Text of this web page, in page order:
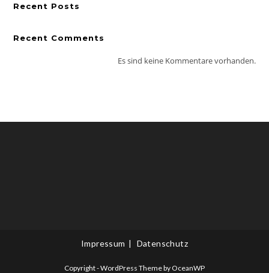
Recent Posts
Recent Comments
Es sind keine Kommentare vorhanden.
Impressum Datenschutz
Copyright - WordPress Theme by OceanWP